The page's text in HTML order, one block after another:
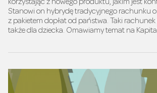
korzystając z nowego produktu, jakim jest
Stanowi on hybrydę tradycyjnego rachunku
z pakietem dopłat od państwa. Taki rachunek
także dla dziecka. Omawiamy temat na